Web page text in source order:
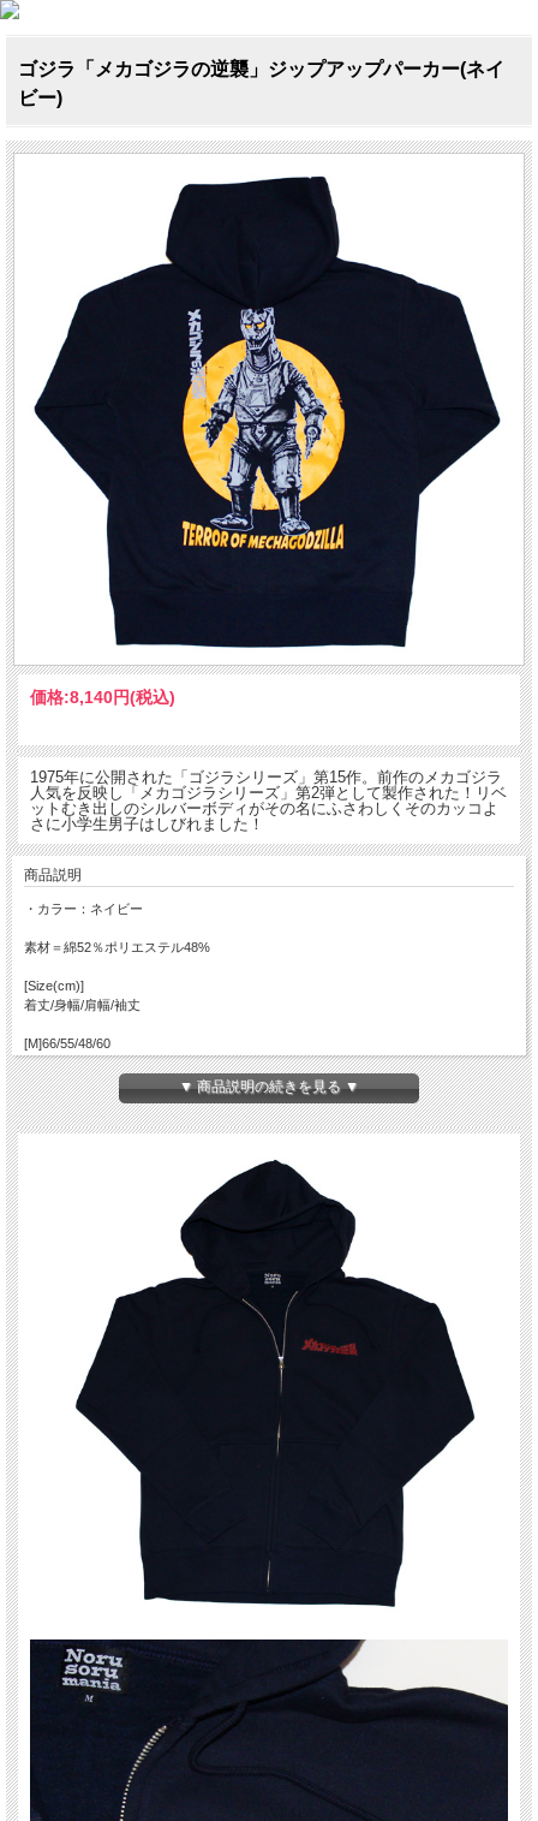
ゴジラ「メカゴジラの逆襲」ジップアップパーカー(ネイ
ビー)
価格:8,140円(税込)
1975年に公開された「ゴジラシリーズ」第15作。前作のメカゴジラ
人気を反映し「メカゴジラシリーズ」第2弾として製作された！リベ
ットむき出しのシルバーボディがその名にふさわしくそのカッコよ
さに小学生男子はしびれました！
商品説明
・カラー：ネイビー
素材＝綿52％ポリエステル48%
[Size(cm)]
着丈/身幅/肩幅/袖丈
[M]66/55/48/60
[L]70/58/52/61
[XL]75/63/55/62
▼ 商品説明の続きを見る ▼